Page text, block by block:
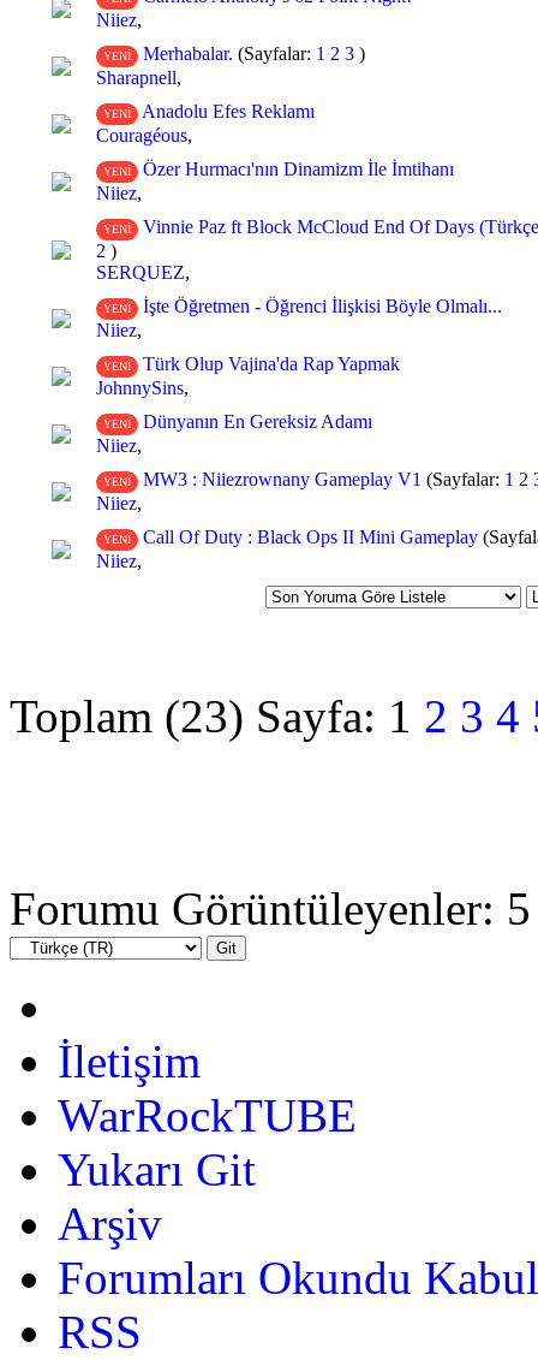
Niiez,
YENİ Merhabalar. (Sayfalar: 1 2 3 )
Sharapnell,
YENİ
Anadolu Efes Reklamı
Couragéous,
YENİ
Özer Hurmacı'nın Dinamizm İle İmtihanı
Niiez,
YENİ
Vinnie Paz ft Block McCloud End Of Days (Türkçe
2 )
SERQUEZ,
YENİ
İşte Öğretmen - Öğrenci İlişkisi Böyle Olmalı...
Niiez,
YENİ
Türk Olup Vajina'da Rap Yapmak
JohnnySins,
YENİ
Dünyanın En Gereksiz Adamı
Niiez,
YENİ MW3 : Niiezrownany Gameplay V1 (Sayfalar: 1 2
Niiez,
YENİ Call Of Duty : Black Ops II Mini Gameplay
Niiez,
Toplam (23) Sayfa: 1 2 3 4
Forumu Görüntüleyenler:
İletişim
WarRockTUBE
Yukarı Git
Arşiv
Forumları Okundu
RSS